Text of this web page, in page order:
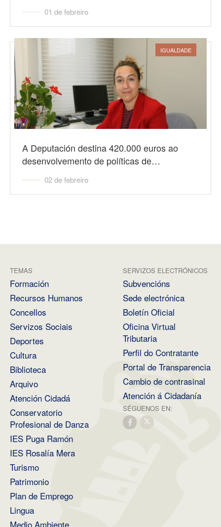
01 de febreiro
IGUALDADE
A Deputación destina 420.000 euros ao
desenvolvemento de políticas de…
02 de febreiro
TEMAS
Formación
Recursos Humanos
Concellos
Servizos Sociais
Deportes
Cultura
Biblioteca
Arquivo
Atención Cidadá
Conservatorio
Profesional de Danza
IES Puga Ramón
IES Rosalía Mera
Turismo
Patrimonio
Plan de Emprego
Lingua
Medio Ambiente
SERVIZOS ELECTRÓNICOS
Subvencións
Sede electrónica
Boletín Oficial
Oficina Virtual
Tributaria
Perfil do Contratante
Portal de Transparencia
Cambio de contrasinal
Atención á Cidadanía
SÉGUENOS EN: